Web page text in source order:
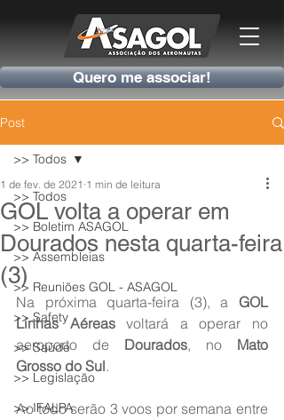
Quero me associar!
Post
>> Todos
>> Boletim ASAGOL
>> Assembleias
>> Reuniões GOL - ASAGOL
>> Safety
>> Saúde
>> Legislação
>> IFALPA
>> Todos
GOL volta a operar em
Dourados nesta quarta-feira
(3)
1 de fev. de 2021 1 min de leitura
Na próxima quarta-feira (3), a GOL
Linhas Aéreas voltará a operar no
aeroporto de Dourados, no Mato
Grosso do Sul.
Ao todo serão 3 voos por semana entre